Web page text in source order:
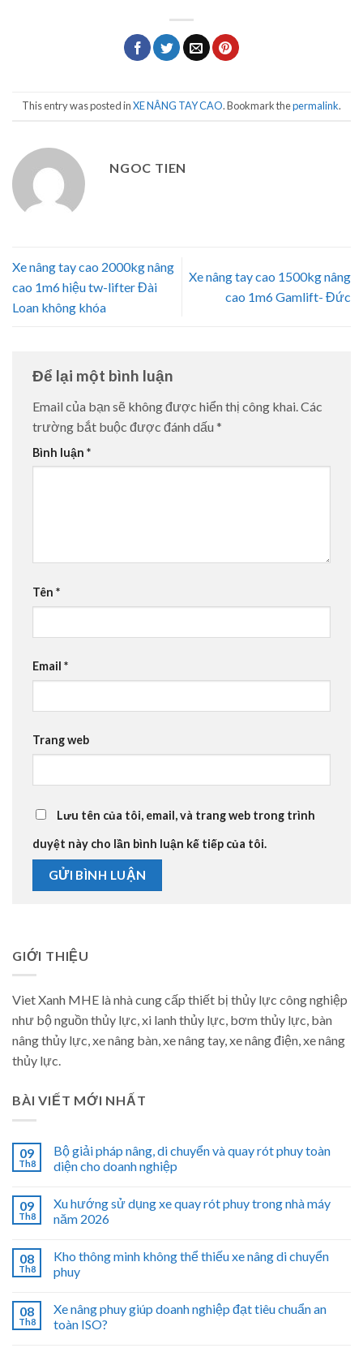
This entry was posted inXE NÂNG TAY CAO. Bookmark thepermalink.
NGOC TIEN
Xe nâng tay cao 2000kg nâng
cao 1m6 hiệu tw-lifter Đài
Loan không khóa
Xe nâng tay cao 1500kg nâng
cao 1m6 Gamlift- Đức
Để lại một bình luận
Email của bạn sẽ không được hiển thị công khai. Các
trường bắt buộc được đánh dấu *
Bình luận *
Tên *
Email *
Trang web
Lưu tên của tôi, email, và trang web trong trình
duyệt này cho lần bình luận kế tiếp của tôi.
GIỚI THIỆU
Viet Xanh MHE là nhà cung cấp thiết bị thủy lực công nghiệp
như bộ nguồn thủy lực, xi lanh thủy lực, bơm thủy lực, bàn
nâng thủy lực, xe nâng bàn, xe nâng tay, xe nâng điện, xe nâng
thủy lực.
BÀI VIẾT MỚI NHẤT
09
Th8
Bộ giải pháp nâng, di chuyển và quay rót phuy toàn
diện cho doanh nghiệp
09
Th8
Xu hướng sử dụng xe quay rót phuy trong nhà máy
năm 2026
08
Th8
Kho thông minh không thể thiếu xe nâng di chuyển
phuy
08
Th8
Xe nâng phuy giúp doanh nghiệp đạt tiêu chuẩn an
toàn ISO?